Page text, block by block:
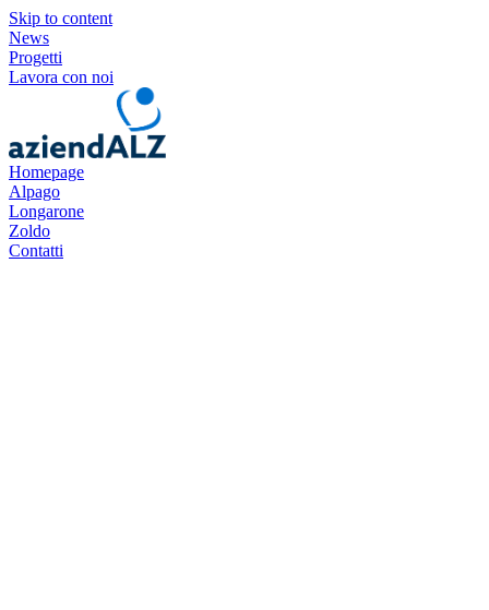
Skip to content
News
Progetti
Lavora con noi
Homepage
Alpago
Longarone
Zoldo
Contatti